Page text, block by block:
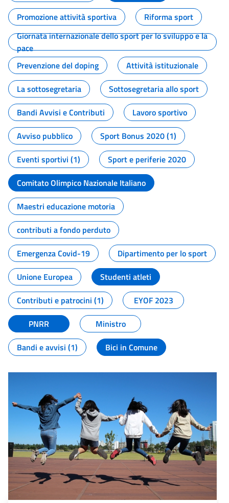
Promozione attività sportiva
Riforma sport
Giornata internazionale dello sport per lo sviluppo e la
pace
Prevenzione del doping
Attività istituzionale
La sottosegretaria
Sottosegretaria allo sport
Bandi Avvisi e Contributi
Lavoro sportivo
Avviso pubblico
Sport Bonus 2020 (1)
Eventi sportivi (1)
Sport e periferie 2020
Comitato Olimpico Nazionale Italiano
Maestri educazione motoria
contributi a fondo perduto
Emergenza Covid-19
Dipartimento per lo sport
Unione Europea
Studenti atleti
Contributi e patrocini (1)
EYOF 2023
PNRR
Ministro
Bandi e avvisi (1)
Bici in Comune